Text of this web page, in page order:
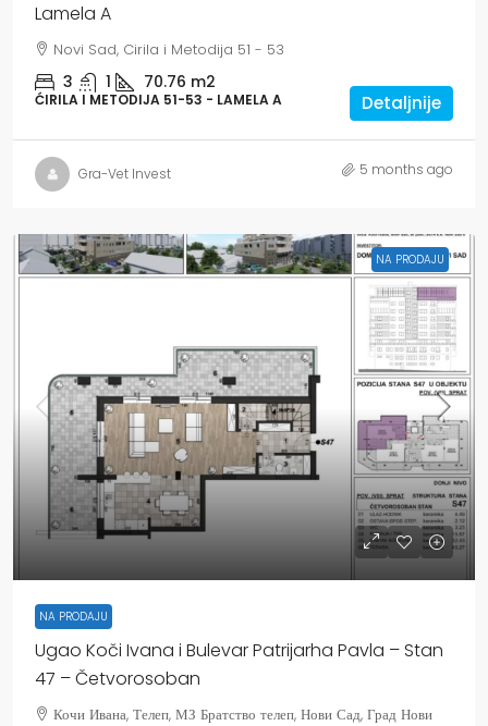
Lamela A
Novi Sad, Cirila i Metodija 51 - 53
3 1 70.76 m2
ĆIRILA I METODIJA 51-53 - LAMELA A Detaljnije
Gra-Vet Invest 5 months ago
NA PRODAJU
NA PRODAJU
Ugao Koči Ivana i Bulevar Patrijarha Pavla – Stan
47 – Četvorosoban
Кочи Ивана, Телеп, МЗ Братство телеп, Нови Сад, Град Нови